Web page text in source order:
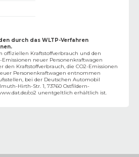
durch das WLTP-Verfahren
Kraftstoffverbrauch und den
Emissionen neuer Personenkraftwagen
den Kraftstoffverbrauch, die CO2-Emissionen
Personenkraftwagen entnommen
bei der Deutschen Automobil
Hirth-Str. 1, 73760 Ostfildern-
co2 unentgeltlich erhältlich ist.